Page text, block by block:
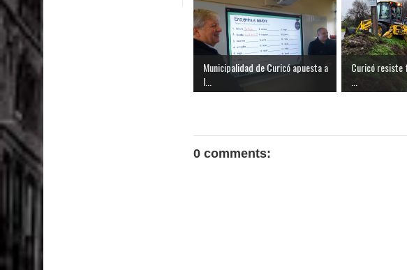
Municipalidad de Curicó apuesta a
l...
Curicó resiste
...
0 comments: